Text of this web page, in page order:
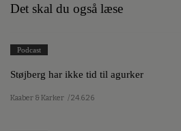
Det skal du også læse
Podcast
Støjberg har ikke tid til agurker
Kaaber & Karker / 24.6.26